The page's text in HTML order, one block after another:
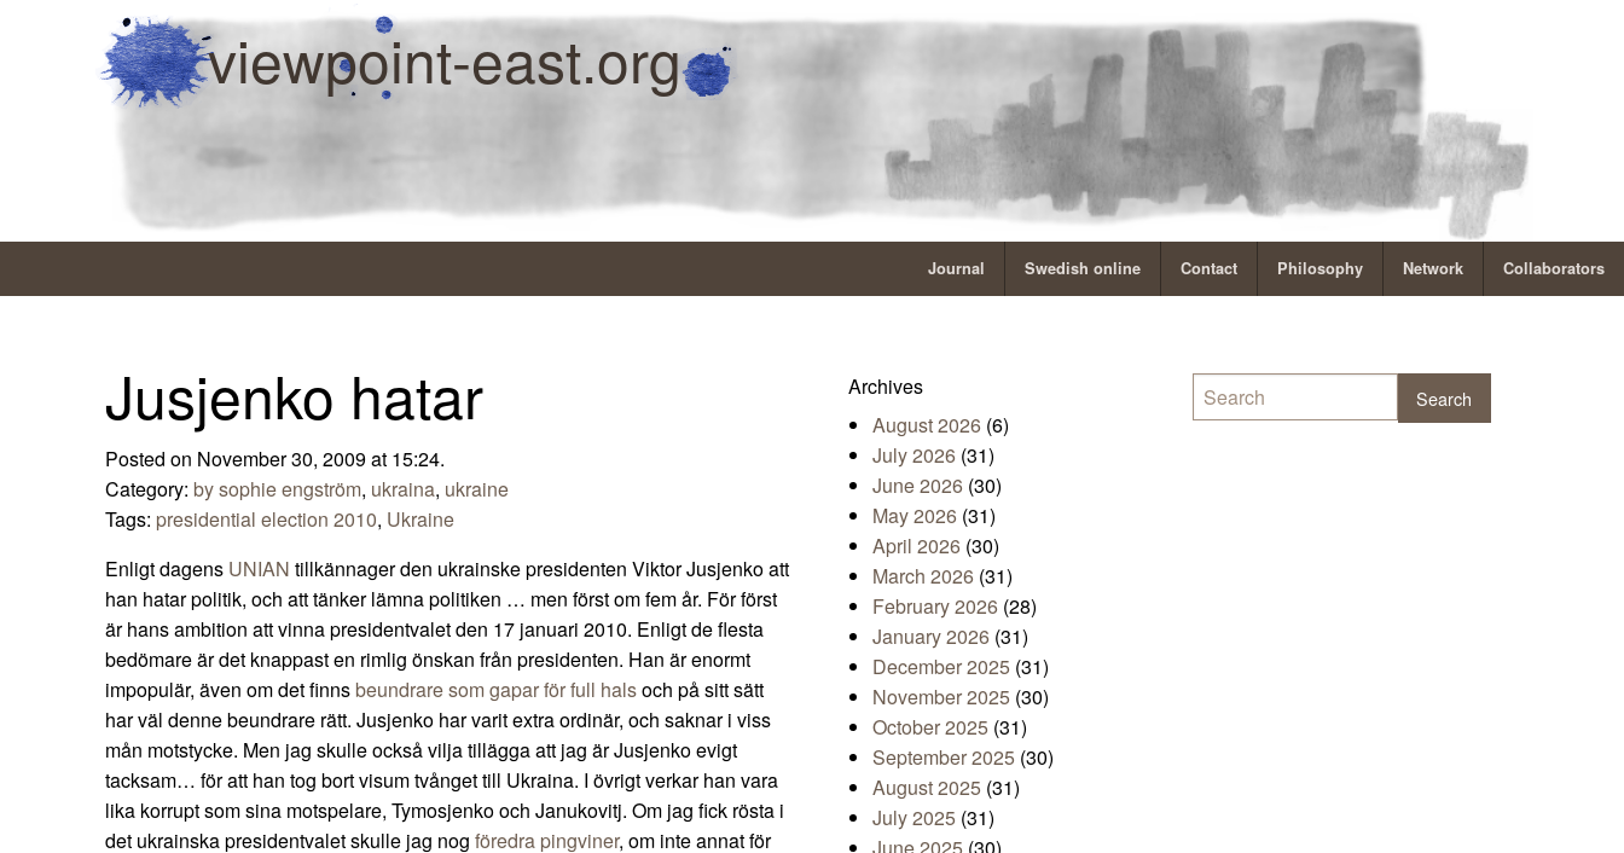
viewpoint-east.org
Journal Swedish online Contact Philosophy Network Collaborators
Jusjenko hatar
Posted on November 30, 2009 at 15:24.
Category: by sophie engström, ukraina, ukraine
Tags: presidential election 2010, Ukraine
Enligt dagens UNIAN tillkännager den ukrainske presidenten Viktor Jusjenko att
han hatar politik, och att tänker lämna politiken … men först om fem år. För först
är hans ambition att vinna presidentvalet den 17 januari 2010. Enligt de flesta
bedömare är det knappast en rimlig önskan från presidenten. Han är enormt
impopulär, även om det finnsbeundrare som gapar för full halsoch på sitt sätt
har väl denne beundrare rätt. Jusjenko har varit extra ordinär, och saknar i viss
mån motstycke. Men jag skulle också vilja tillägga att jag är Jusjenko evigt
tacksam… för att han tog bort visum tvånget till Ukraina. I övrigt verkar han vara
lika korrupt som sina motspelare, Tymosjenko och Janukovitj. Om jag fick rösta i
det ukrainska presidentvalet skulle jag nog föredra pingviner, om inte annat för
Archives
August 2026 (6)
July 2026 (31)
June 2026 (30)
May 2026 (31)
April 2026 (30)
March 2026 (31)
February 2026 (28)
January 2026 (31)
December 2025 (31)
November 2025 (30)
October 2025 (31)
September 2025 (30)
August 2025 (31)
July 2025 (31)